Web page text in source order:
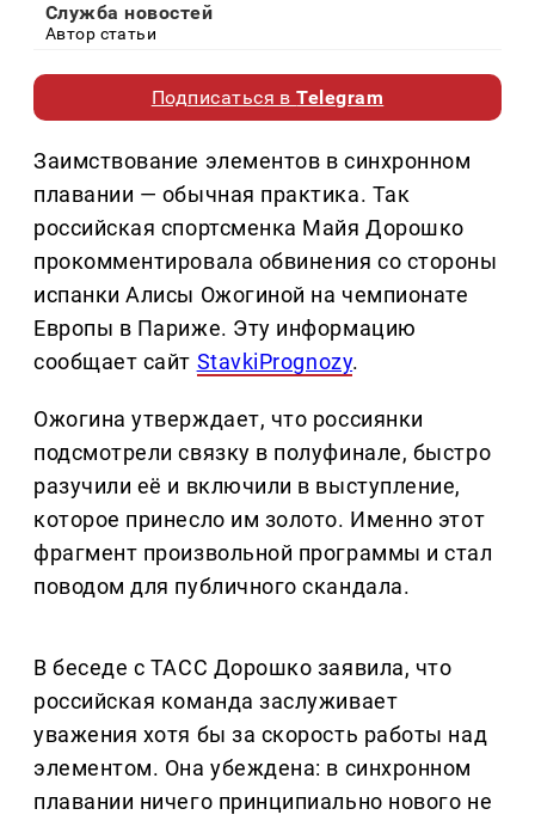
Служба новостей
Автор статьи
Подписаться вTelegram
Заимствование элементов в синхронном
плавании — обычная практика. Так
российская спортсменка Майя Дорошко
прокомментировала обвинения со стороны
испанки Алисы Ожогиной на чемпионате
Европы в Париже. Эту информацию
сообщает сайт StavkiPrognozy.
Ожогина утверждает, что россиянки
подсмотрели связку в полуфинале, быстро
разучили её и включили в выступление,
которое принесло им золото. Именно этот
фрагмент произвольной программы и стал
поводом для публичного скандала.
В беседе с ТАСС Дорошко заявила, что
российская команда заслуживает
уважения хотя бы за скорость работы над
элементом. Она убеждена: в синхронном
плавании ничего принципиально нового не